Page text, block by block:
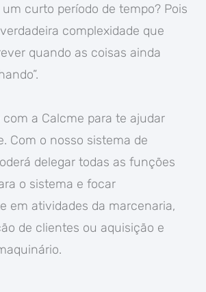
curto período de tempo? Pois
complexidade que
quando as coisas ainda
com a Calcme para te ajudar
Com o nosso sistema de
delegar todas as funções
o sistema e focar
em atividades da marcenaria,
de clientes ou aquisição e